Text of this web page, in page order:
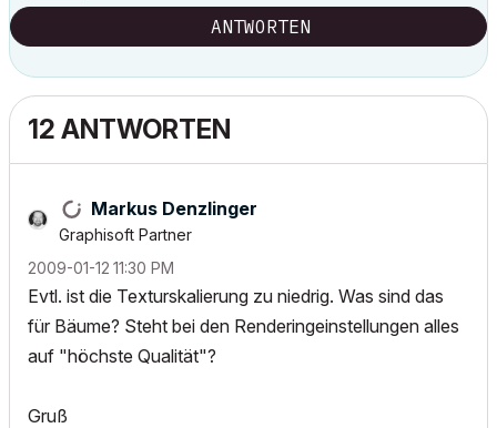
ANTWORTEN
12 ANTWORTEN
Markus Denzlinger
Graphisoft Partner
‎2009-01-12 11:30 PM
Evtl. ist die Texturskalierung zu niedrig. Was sind das
für Bäume? Steht bei den Renderingeinstellungen alles
auf "höchste Qualität"?
Gruß